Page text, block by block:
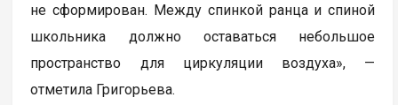
не сформирован. Между спинкой ранца и спиной
школьника должно оставаться небольшое
пространство для циркуляции воздуха», —
отметила Григорьева.